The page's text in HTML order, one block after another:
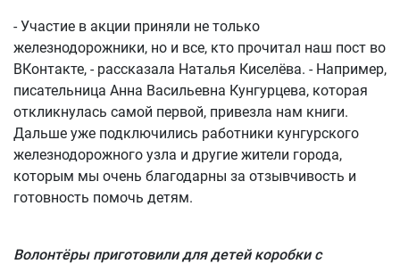
- Участие в акции приняли не только
железнодорожники, но и все, кто прочитал наш пост во
ВКонтакте, - рассказала Наталья Киселёва. - Например,
писательница Анна Васильевна Кунгурцева, которая
откликнулась самой первой, привезла нам книги.
Дальше уже подключились работники кунгурского
железнодорожного узла и другие жители города,
которым мы очень благодарны за отзывчивость и
готовность помочь детям.
Волонтёры приготовили для детей коробки с